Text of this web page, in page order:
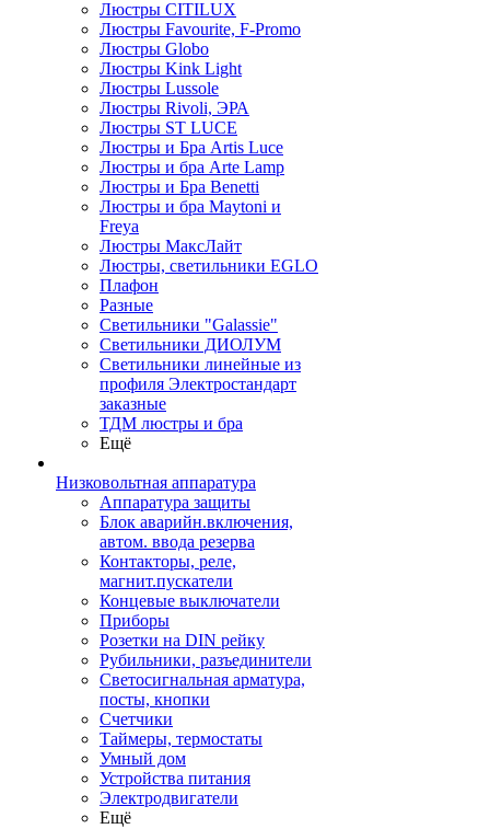
Люстры CITILUX
Люстры Favourite, F-Promo
Люстры Globo
Люстры Kink Light
Люстры Lussole
Люстры Rivoli, ЭРА
Люстры ST LUCE
Люстры и Бра Artis Luce
Люстры и бра Arte Lamp
Люстры и Бра Benetti
Люстры и бра Maytoni и
Freya
Люстры МаксЛайт
Люстры, светильники EGLO
Плафон
Разные
Светильники "Galassie"
Светильники ДИОЛУМ
Светильники линейные из
профиля Электростандарт
заказные
ТДМ люстры и бра
Ещё
Низковольтная аппаратура
Аппаратура защиты
Блок аварийн.включения,
автом. ввода резерва
Контакторы, реле,
магнит.пускатели
Концевые выключатели
Приборы
Розетки на DIN рейку
Рубильники, разъединители
Светосигнальная арматура,
посты, кнопки
Счетчики
Таймеры, термостаты
Умный дом
Устройства питания
Электродвигатели
Ещё